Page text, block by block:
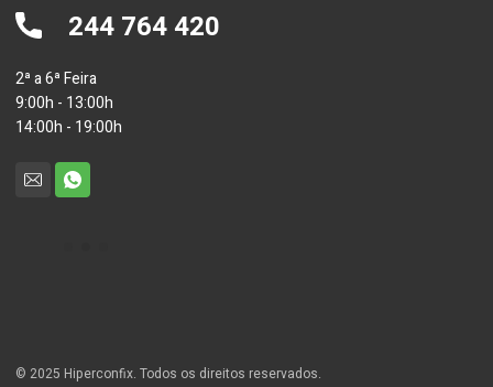
244 764 420
2ª a 6ª Feira
9:00h - 13:00h
14:00h - 19:00h
© 2025 Hiperconfix. Todos os direitos reservados.